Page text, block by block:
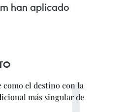
han aplicado
como el destino con la
más singular de